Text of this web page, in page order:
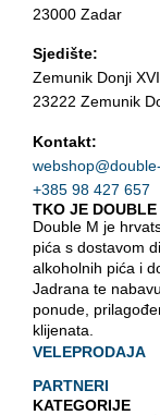
23000 Zadar
Sjedište:
Zemunik Donji
23222 Zemunik
Kontakt:
+385 98 427 657
TKO JE DOUBLE
Double M je
pića s dostavom
alkoholnih pića i
Jadrana te
ponude,
klijenata.
VELEPRODAJA
PARTNERI
KATEGORIJE